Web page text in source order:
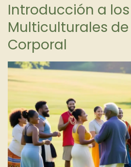
Introducción a
Multiculturales de
Corporal